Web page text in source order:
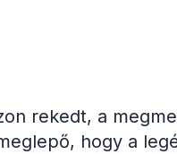
rekedt, a
hogy a